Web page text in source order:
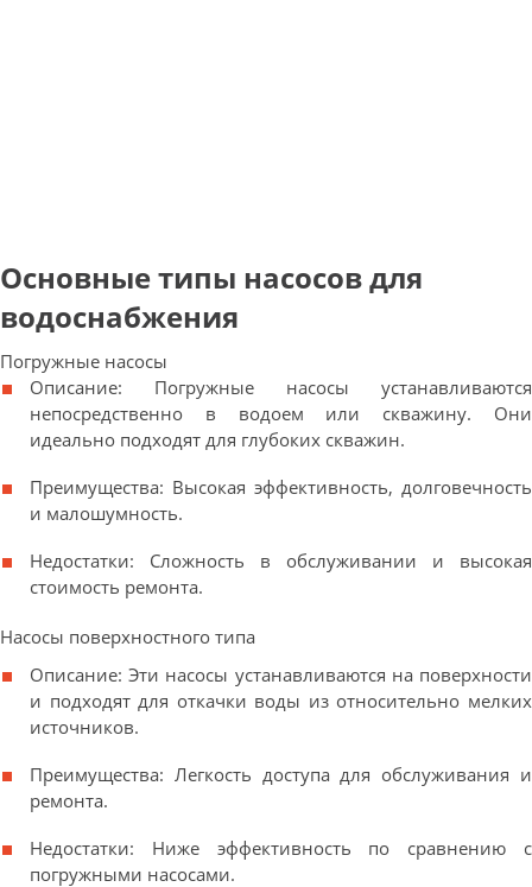
Основные типы насосов для
водоснабжения
Погружные насосы
Описание: Погружные насосы устанавливаются
непосредственно в водоем или скважину. Они
идеально подходят для глубоких скважин.
Преимущества: Высокая эффективность, долговечность
и малошумность.
Недостатки: Сложность в обслуживании и высокая
стоимость ремонта.
Насосы поверхностного типа
Описание: Эти насосы устанавливаются на поверхности
и подходят для откачки воды из относительно мелких
источников.
Преимущества: Легкость доступа для обслуживания и
ремонта.
Недостатки: Ниже эффективность по сравнению с
погружными насосами.